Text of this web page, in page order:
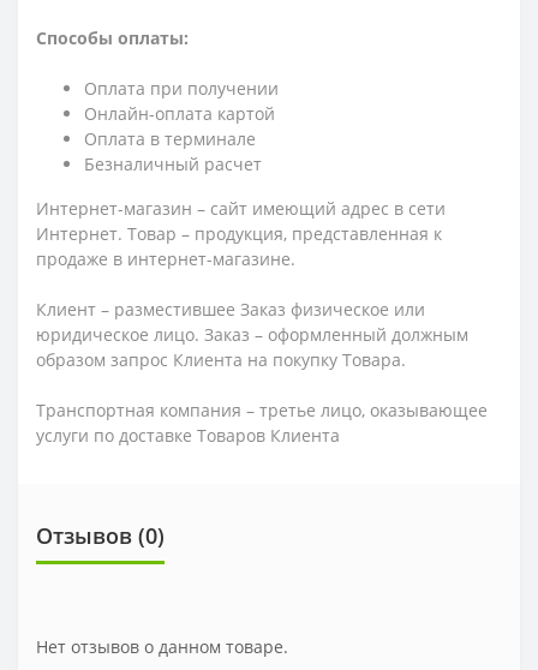
Способы оплаты:
Оплата при получении
Онлайн-оплата картой
Оплата в терминале
Безналичный расчет
Интернет-магазин – сайт имеющий адрес в сети
Интернет. Товар – продукция, представленная к
продаже в интернет-магазине.
Клиент – разместившее Заказ физическое или
юридическое лицо. Заказ – оформленный должным
образом запрос Клиента на покупку Товара.
Транспортная компания – третье лицо, оказывающее
услуги по доставке Товаров Клиента
Отзывов (0)
Нет отзывов о данном товаре.